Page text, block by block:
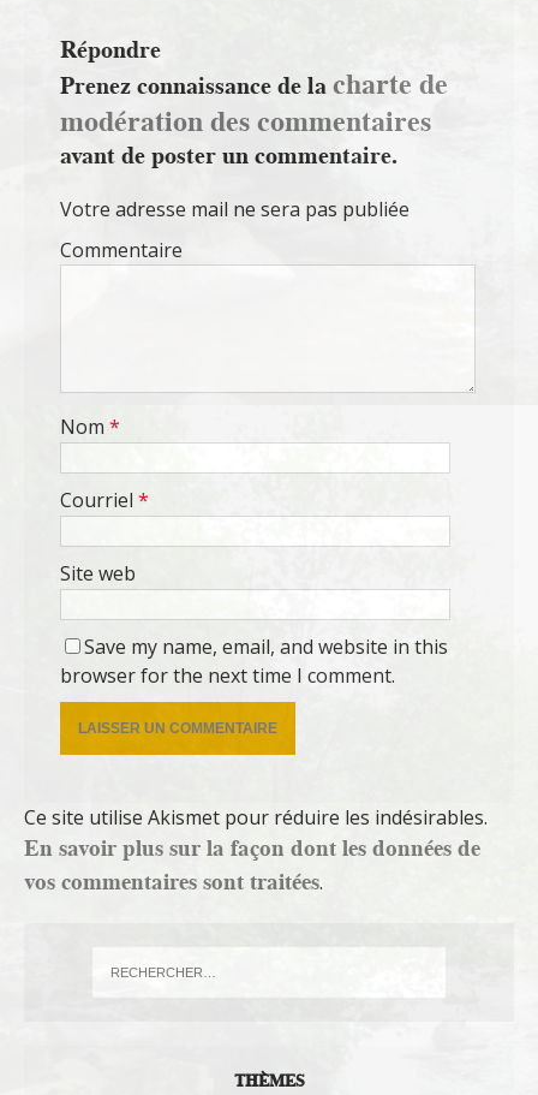
Répondre
Prenez connaissance de lacharte de
modération des commentaires
avant de poster un commentaire.
Votre adresse mail ne sera pas publiée
Commentaire
Nom *
Courriel *
Site web
Save my name, email, and website in this
browser for the next time I comment.
Ce site utilise Akismet pour réduire les indésirables.
En savoir plus sur la façon dont les données de
vos commentaires sont traitées.
THÈMES